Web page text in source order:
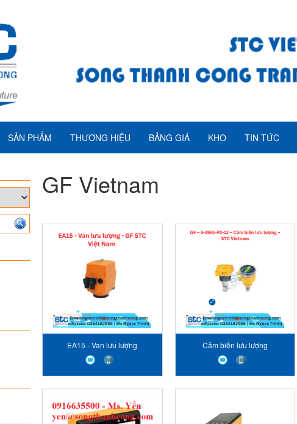
SẢN PHẨM THƯƠNG HIỆU BẢNG GIÁ KHO TIN TỨC
GF Vietnam
EA15 - Van lưu lượng Cảm biến lưu lượng